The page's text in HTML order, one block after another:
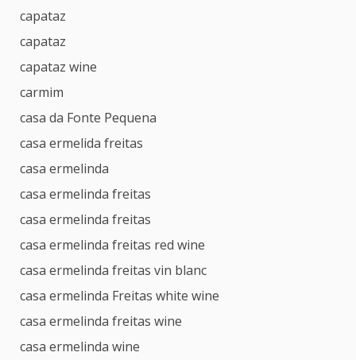
capataz
capataz
capataz wine
carmim
casa da Fonte Pequena
casa ermelida freitas
casa ermelinda
casa ermelinda freitas
casa ermelinda freitas
casa ermelinda freitas red wine
casa ermelinda freitas vin blanc
casa ermelinda Freitas white wine
casa ermelinda freitas wine
casa ermelinda wine